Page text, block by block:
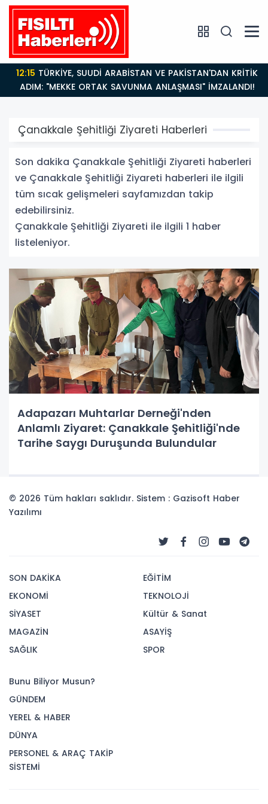
12:15TÜRKİYE, SUUDİ ARABİSTAN VE PAKİSTAN'DAN KRİTİK
ADIM: "MEKKE ORTAK SAVUNMA ANLAŞMASI" İMZALANDI!
Çanakkale Şehitliği Ziyareti Haberleri
Son dakika Çanakkale Şehitliği Ziyareti haberleri
ve Çanakkale Şehitliği Ziyareti haberleri ile ilgili
tüm sıcak gelişmeleri sayfamızdan takip
edebilirsiniz.
Çanakkale Şehitliği Ziyareti ile ilgili 1 haber
listeleniyor.
Adapazarı Muhtarlar Derneği'nden
Anlamlı Ziyaret: Çanakkale Şehitliği'nde
Tarihe Saygı Duruşunda Bulundular
© 2026 Tüm hakları saklıdır. Sistem : Gazisoft Haber
Yazılımı
SON DAKİKA
EKONOMİ
SİYASET
MAGAZİN
SAĞLIK
EĞİTİM
TEKNOLOJİ
Kültür & Sanat
ASAYİŞ
SPOR
Bunu Biliyor Musun?
GÜNDEM
YEREL & HABER
DÜNYA
PERSONEL & ARAÇ TAKİP
SİSTEMİ